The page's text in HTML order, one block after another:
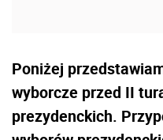
Poniżej
wyborcze przed II
prezydenckich.